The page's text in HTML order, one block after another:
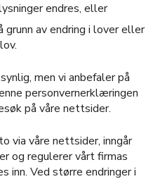
endres, eller
grunn av endring i lover eller
men vi anbefaler på
personvernerklæringen
på våre nettsider.
via våre nettsider, inngår
og regulerer vårt firmas
inn. Ved større endringer i